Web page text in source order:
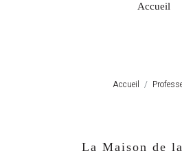
Accueil
Accueil
La Maison de